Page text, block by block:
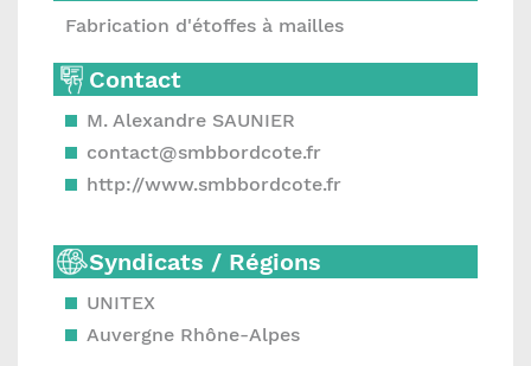
Fabrication d'étoffes à mailles
Contact
M. Alexandre SAUNIER
contact@smbbordcote.fr
http://www.smbbordcote.fr
Syndicats / Régions
UNITEX
Auvergne Rhône-Alpes